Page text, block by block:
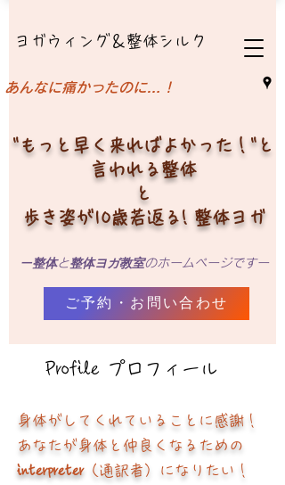
ヨガウィング＆整体シルク
​あんなに痛かったのに…！
ご予約・お問い合わせ
"もっと早く来ればよかった！"と
言われる整体
と
歩き姿が10歳若返る! 整体ヨガ
ー整体と整体ヨガ教室のホームページですー
Profile プロフィール
身体がしてくれていることに感謝！
あなたが身体と仲良くなるための
interpreter（通訳者）になりたい！